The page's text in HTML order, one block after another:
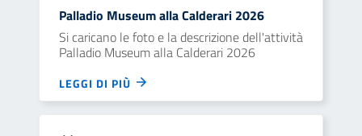
Palladio Museum alla Calderari 2026
Si caricano le foto e la descrizione dell'attività
Palladio Museum alla Calderari 2026
LEGGI DI PIÙ